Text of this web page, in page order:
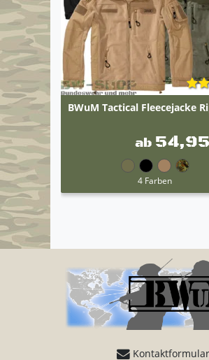
BWuM Tactical Fleecejacke
ab
4 Farben
Kontaktformular